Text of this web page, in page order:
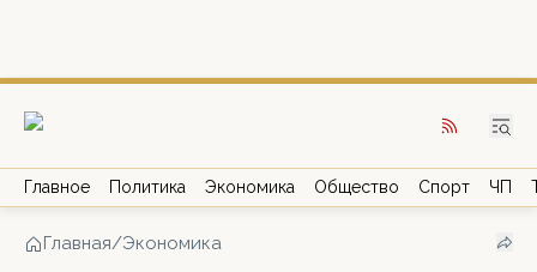
Главное Политика Экономика Общество Спорт ЧП
Главная/Экономика